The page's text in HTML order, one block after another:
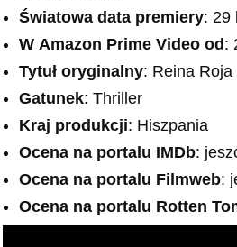
Światowa data premiery: 29
W Amazon Prime Video od:
Tytuł oryginalny: Reina Roja
Gatunek: Thriller
Kraj produkcji: Hiszpania
Ocena na portalu IMDb:
Ocena na portalu Filmweb:
Ocena na portalu Rotten